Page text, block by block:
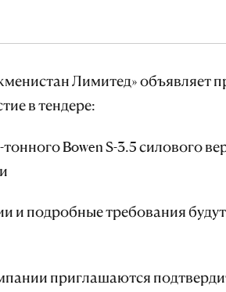
Лимитед» объявляет
в тендере:
тонного Bowen S-3.5 силового
и подробные требования
приглашаются